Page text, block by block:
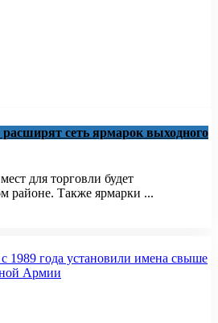
сеть ярмарок выходного
для торговли будет
районе. Также ярмарки ...